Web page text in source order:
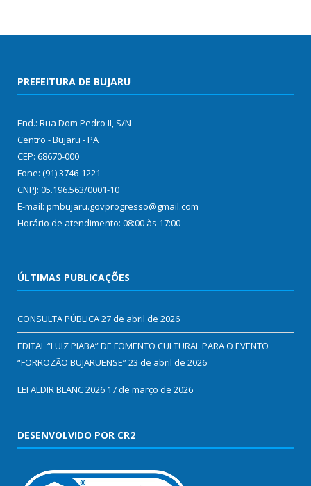
PREFEITURA DE BUJARU
End.: Rua Dom Pedro II, S/N
Centro - Bujaru - PA
CEP: 68670-000
Fone: (91) 3746-1221
CNPJ: 05.196.563/0001-10
E-mail: pmbujaru.govprogresso@gmail.com
Horário de atendimento: 08:00 às 17:00
ÚLTIMAS PUBLICAÇÕES
CONSULTA PÚBLICA27 de abril de 2026
EDITAL “LUIZ PIABA” DE FOMENTO CULTURAL PARA O EVENTO
“FORROZÃO BUJARUENSE”23 de abril de 2026
LEI ALDIR BLANC 2026 17 de março de 2026
DESENVOLVIDO POR CR2